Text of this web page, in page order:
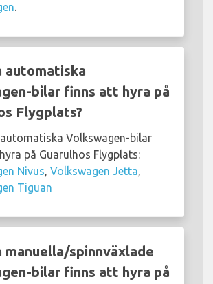
.
automatiska
bilar finns att hyra på
Flygplats?
Volkswagen-bilar
på Guarulhos Flygplats:
Nivus, Volkswagen Jetta,
Tiguan
manuella/spinnväxlade
bilar finns att hyra på